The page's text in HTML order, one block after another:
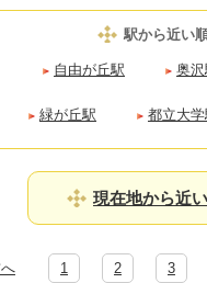
駅から近い
自由が丘駅 奥沢
緑が丘駅 都立大学
現在地から近
1 2 3